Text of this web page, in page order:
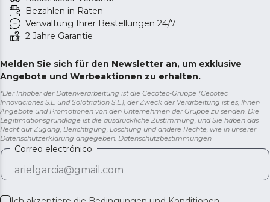
Bezahlen in Raten
Verwaltung Ihrer Bestellungen 24/7
2 Jahre Garantie
Melden Sie sich für den Newsletter an, um exklusive
Angebote und Werbeaktionen zu erhalten.
*Der Inhaber der Datenverarbeitung ist die Cecotec-Gruppe (Cecotec
Innovaciones S.L. und Solotriatlon S.L.), der Zweck der Verarbeitung ist es, Ihnen
Angebote und Promotionen von den Unternehmen der Gruppe zu senden. Die
Legitimationsgrundlage ist die ausdrückliche Zustimmung, und Sie haben das
Recht auf Zugang, Berichtigung, Löschung und andere Rechte, wie in unserer
Datenschutzerklärung angegeben. Datenschutzbestimmungen
Correo electrónico